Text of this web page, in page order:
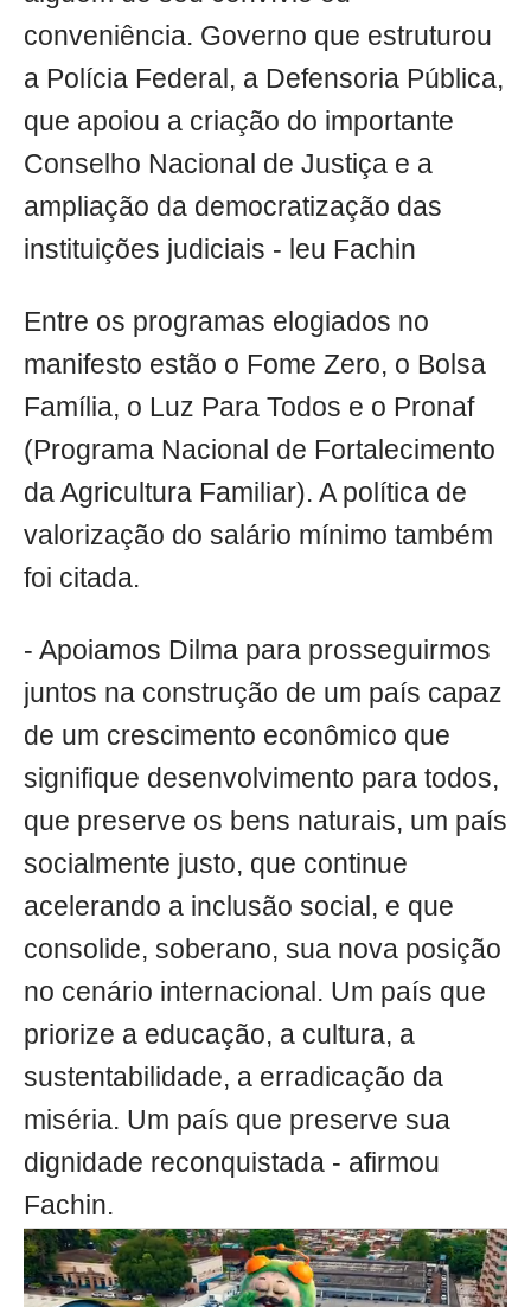
conveniência. Governo que estruturou
a Polícia Federal, a Defensoria Pública,
que apoiou a criação do importante
Conselho Nacional de Justiça e a
ampliação da democratização das
instituições judiciais - leu Fachin
Entre os programas elogiados no
manifesto estão o Fome Zero, o Bolsa
Família, o Luz Para Todos e o Pronaf
(Programa Nacional de Fortalecimento
da Agricultura Familiar). A política de
valorização do salário mínimo também
foi citada.
- Apoiamos Dilma para prosseguirmos
juntos na construção de um país capaz
de um crescimento econômico que
signifique desenvolvimento para todos,
que preserve os bens naturais, um país
socialmente justo, que continue
acelerando a inclusão social, e que
consolide, soberano, sua nova posição
no cenário internacional. Um país que
priorize a educação, a cultura, a
sustentabilidade, a erradicação da
miséria. Um país que preserve sua
dignidade reconquistada - afirmou
Fachin.